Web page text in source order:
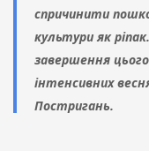
спричинити
культури як
завершення цього
інтенсивних
Постригань.